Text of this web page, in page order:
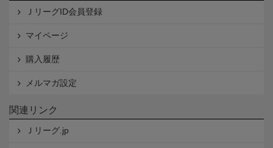
ＪリーグID会員登録
マイページ
購入履歴
メルマガ設定
関連リンク
Ｊリーグ.jp